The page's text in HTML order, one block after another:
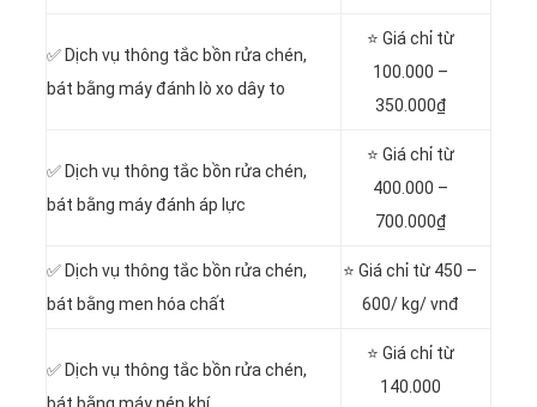
✅ Dịch vụ thông tắc bồn rửa chén,
bát bằng máy đánh lò xo dây to
⭐ Giá chỉ từ
100.000 –
350.000₫
✅ Dịch vụ thông tắc bồn rửa chén,
bát bằng máy đánh áp lực
⭐ Giá chỉ từ
400.000 –
700.000₫
✅ Dịch vụ thông tắc bồn rửa chén,
bát bằng men hóa chất
⭐ Giá chỉ từ 450 –
600/ kg/ vnđ
✅ Dịch vụ thông tắc bồn rửa chén,
bát bằng máy nén khí
⭐ Giá chỉ từ
140.000